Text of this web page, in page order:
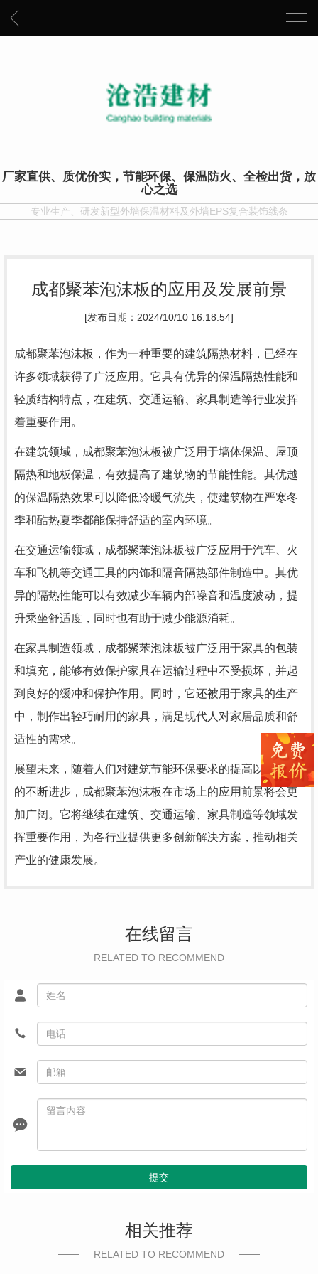
厂家直供、质优价实，节能环保、保温防火、全检出货，放
心之选
专业生产、研发新型外墙保温材料及外墙EPS复合装饰线条
成都聚苯泡沫板的应用及发展前景
[发布日期：2024/10/10 16:18:54]
成都聚苯泡沫板，作为一种重要的建筑隔热材料，已经在
许多领域获得了广泛应用。它具有优异的保温隔热性能和
轻质结构特点，在建筑、交通运输、家具制造等行业发挥
着重要作用。
在建筑领域，成都聚苯泡沫板被广泛用于墙体保温、屋顶
隔热和地板保温，有效提高了建筑物的节能性能。其优越
的保温隔热效果可以降低冷暖气流失，使建筑物在严寒冬
季和酷热夏季都能保持舒适的室内环境。
在交通运输领域，成都聚苯泡沫板被广泛应用于汽车、火
车和飞机等交通工具的内饰和隔音隔热部件制造中。其优
异的隔热性能可以有效减少车辆内部噪音和温度波动，提
升乘坐舒适度，同时也有助于减少能源消耗。
在家具制造领域，成都聚苯泡沫板被广泛用于家具的包装
和填充，能够有效保护家具在运输过程中不受损坏，并起
到良好的缓冲和保护作用。同时，它还被用于家具的生产
中，制作出轻巧耐用的家具，满足现代人对家居品质和舒
适性的需求。
展望未来，随着人们对建筑节能环保要求的提高以及科技
的不断进步，成都聚苯泡沫板在市场上的应用前景将会更
加广阔。它将继续在建筑、交通运输、家具制造等领域发
挥重要作用，为各行业提供更多创新解决方案，推动相关
产业的健康发展。
在线留言
RELATED TO RECOMMEND
提交
相关推荐
RELATED TO RECOMMEND